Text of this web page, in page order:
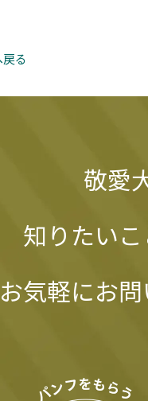
る
敬愛
知りたい
お気軽にお問